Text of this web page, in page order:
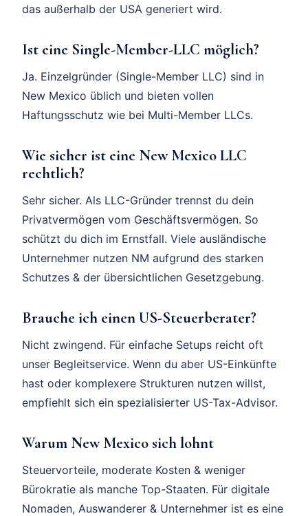
das außerhalb der USA generiert wird.
Ist eine Single-Member-LLC möglich?
Ja. Einzelgründer (Single-Member LLC) sind in
New Mexico üblich und bieten vollen
Haftungsschutz wie bei Multi-Member LLCs.
Wie sicher ist eine New Mexico LLC
rechtlich?
Sehr sicher. Als LLC-Gründer trennst du dein
Privatvermögen vom Geschäftsvermögen. So
schützt du dich im Ernstfall. Viele ausländische
Unternehmer nutzen NM aufgrund des starken
Schutzes & der übersichtlichen Gesetzgebung.
Brauche ich einen US-Steuerberater?
Nicht zwingend. Für einfache Setups reicht oft
unser Begleitservice. Wenn du aber US-Einkünfte
hast oder komplexere Strukturen nutzen willst,
empfiehlt sich ein spezialisierter US-Tax-Advisor.
Warum New Mexico sich lohnt
Steuervorteile, moderate Kosten & weniger
Bürokratie als manche Top-Staaten. Für digitale
Nomaden, Auswanderer & Unternehmer ist es eine